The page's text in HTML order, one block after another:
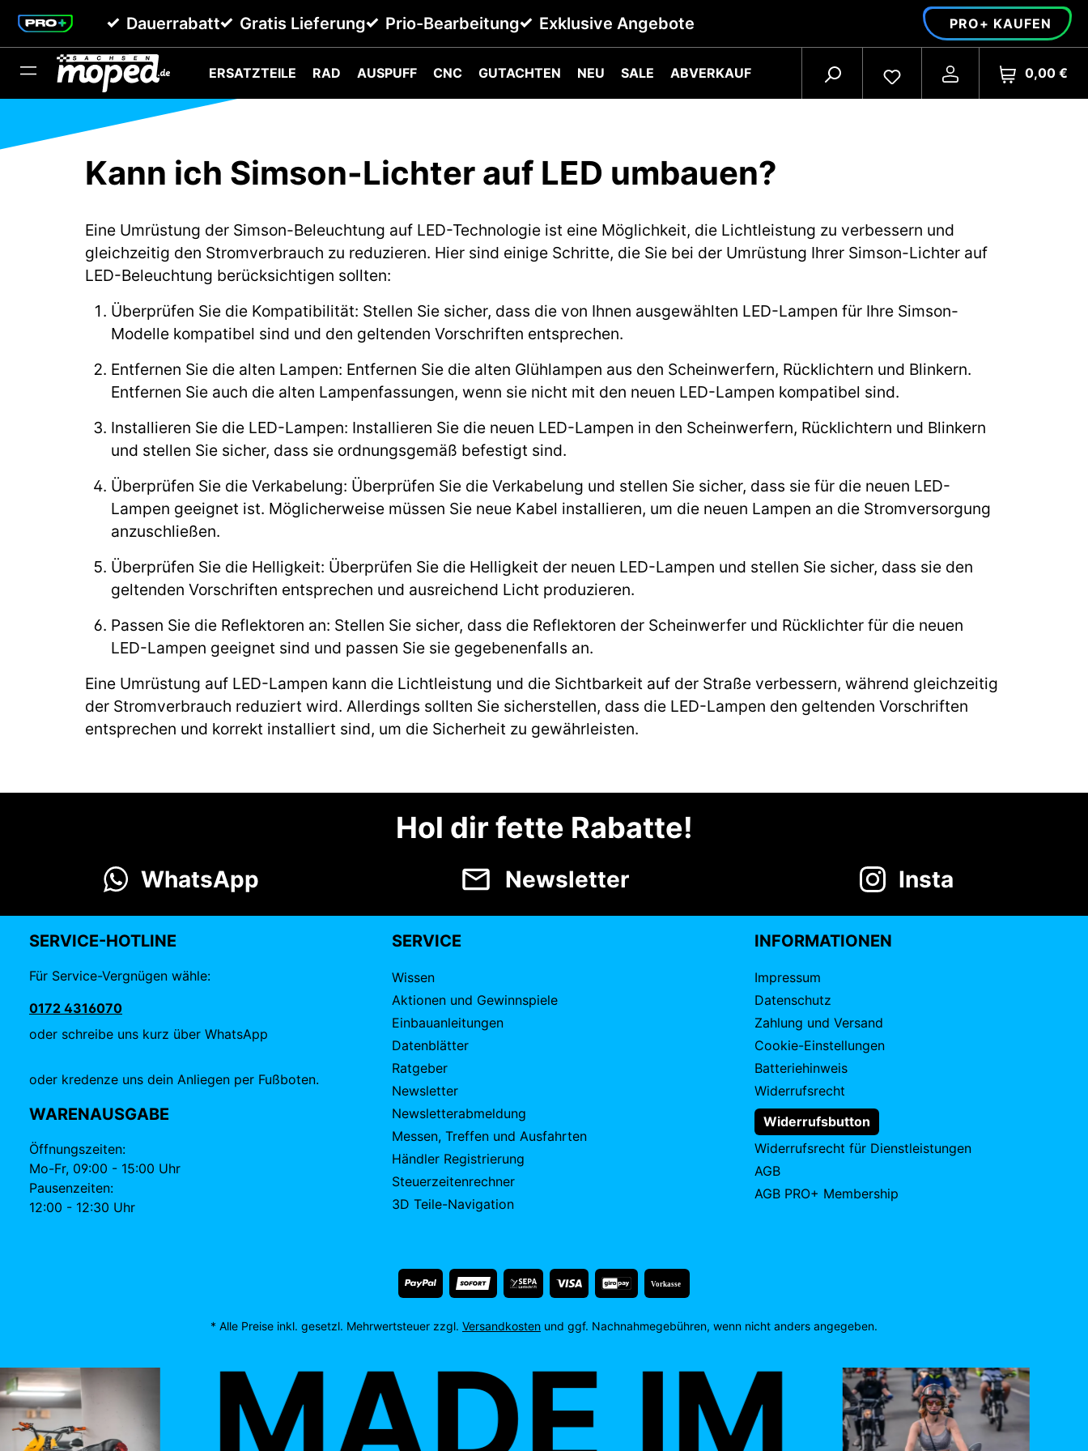
Zur Hauptnavigation springen
Dauerrabatt Gratis Lieferung Prio-Bearbeitung Exklusive Angebote PRO+ KAUFEN
ERSATZTEILE RAD AUSPUFF CNC GUTACHTEN NEU SALE ABVERKAUF 0,00 €
Kann ich Simson-Lichter auf LED umbauen?
Eine Umrüstung der Simson-Beleuchtung auf LED-Technologie ist eine Möglichkeit, die Lichtleistung zu verbessern und
gleichzeitig den Stromverbrauch zu reduzieren. Hier sind einige Schritte, die Sie bei der Umrüstung Ihrer Simson-Lichter auf
LED-Beleuchtung berücksichtigen sollten:
Überprüfen Sie die Kompatibilität: Stellen Sie sicher, dass die von Ihnen ausgewählten LED-Lampen für Ihre Simson-
Modelle kompatibel sind und den geltenden Vorschriften entsprechen.
Entfernen Sie die alten Lampen: Entfernen Sie die alten Glühlampen aus den Scheinwerfern, Rücklichtern und Blinkern.
Entfernen Sie auch die alten Lampenfassungen, wenn sie nicht mit den neuen LED-Lampen kompatibel sind.
Installieren Sie die LED-Lampen: Installieren Sie die neuen LED-Lampen in den Scheinwerfern, Rücklichtern und Blinkern
und stellen Sie sicher, dass sie ordnungsgemäß befestigt sind.
Überprüfen Sie die Verkabelung: Überprüfen Sie die Verkabelung und stellen Sie sicher, dass sie für die neuen LED-
Lampen geeignet ist. Möglicherweise müssen Sie neue Kabel installieren, um die neuen Lampen an die Stromversorgung
anzuschließen.
Überprüfen Sie die Helligkeit: Überprüfen Sie die Helligkeit der neuen LED-Lampen und stellen Sie sicher, dass sie den
geltenden Vorschriften entsprechen und ausreichend Licht produzieren.
Passen Sie die Reflektoren an: Stellen Sie sicher, dass die Reflektoren der Scheinwerfer und Rücklichter für die neuen
LED-Lampen geeignet sind und passen Sie sie gegebenenfalls an.
Eine Umrüstung auf LED-Lampen kann die Lichtleistung und die Sichtbarkeit auf der Straße verbessern, während gleichzeitig
der Stromverbrauch reduziert wird. Allerdings sollten Sie sicherstellen, dass die LED-Lampen den geltenden Vorschriften
entsprechen und korrekt installiert sind, um die Sicherheit zu gewährleisten.
Hol dir fette Rabatte!
WhatsApp Newsletter Insta
SERVICE-HOTLINE
Für Service-Vergnügen wähle:
0172 4316070
oder schreibe uns kurz über WhatsApp
oder kredenze uns dein Anliegen per Fußboten.
WARENAUSGABE
Öffnungszeiten:
Mo-Fr, 09:00 - 15:00 Uhr
Pausenzeiten:
12:00 - 12:30 Uhr
SERVICE
Wissen
Aktionen und Gewinnspiele
Einbauanleitungen
Datenblätter
Ratgeber
Newsletter
Newsletterabmeldung
Messen, Treffen und Ausfahrten
Händler Registrierung
Steuerzeitenrechner
3D Teile-Navigation
INFORMATIONEN
Impressum
Datenschutz
Zahlung und Versand
Cookie-Einstellungen
Batteriehinweis
Widerrufsrecht
Widerrufsbutton
Widerrufsrecht für Dienstleistungen
AGB
AGB PRO+ Membership
Vorkasse
* Alle Preise inkl. gesetzl. Mehrwertsteuer zzgl. Versandkosten und ggf. Nachnahmegebühren, wenn nicht anders angegeben.
MADE IM